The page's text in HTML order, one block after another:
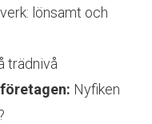
lönsamt och
trädnivå
Nyfiken